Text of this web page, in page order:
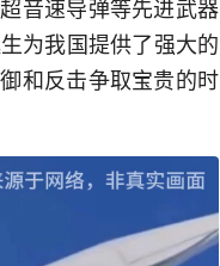
音速导弹等先进武器
为我国提供了强大的
和反击争取宝贵的时